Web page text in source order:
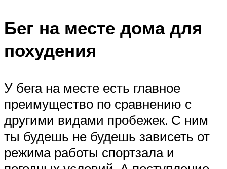
Бег на месте дома для
похудения
У бега на месте есть главное
преимущество по сравнению с
другими видами пробежек. С ним
ты будешь не будешь зависеть от
режима работы спортзала и